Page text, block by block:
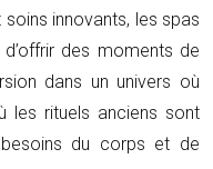
soins innovants, les spas
des moments de
dans un univers où
les rituels anciens sont
du corps et de